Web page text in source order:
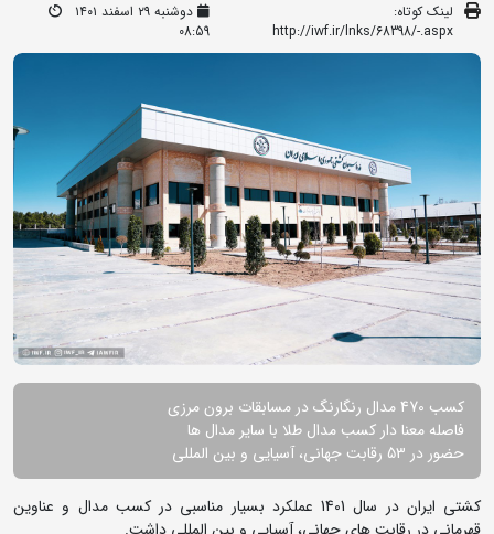
لینک کوتاه:
http://iwf.ir/lnks/68398/-.aspx
دوشنبه ۲۹ اسفند ۱۴۰۱
08:59
کسب 470 مدال رنگارنگ در مسابقات برون مرزی
فاصله معنا دار کسب مدال طلا با سایر مدال ها
حضور در 53 رقابت جهانی، آسیایی و بین المللی
کشتی ایران در سال 1401 عملکرد بسیار مناسبی در کسب مدال و عناوین